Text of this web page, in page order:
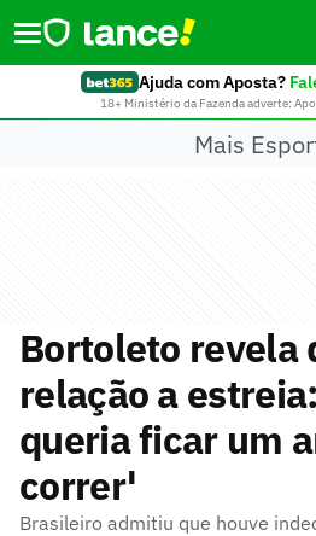
Ajuda com Aposta?
18+ Ministério da Fazenda adverte:
Mais
Bortoleto revela
relação a
queria ficar um
correr'
Brasileiro admitiu que houve